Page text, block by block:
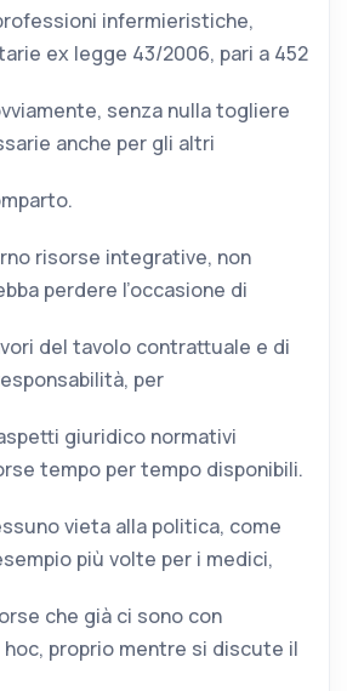
infermieristiche,
ex legge 43/2006, pari a 452
senza nulla togliere
anche per gli altri
risorse integrative, non
perdere l’occasione di
del tavolo contrattuale e di
per
giuridico normativi
tempo per tempo disponibili.
vieta alla politica, come
più volte per i medici,
che già ci sono con
proprio mentre si discute il